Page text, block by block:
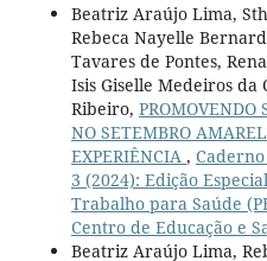
Beatriz Araújo Lima,
Rebeca Nayelle
Tavares de Pontes,
Isis Giselle Medeiros da
Ribeiro, PROMOVENDO
NO SETEMBRO
EXPERIÊNCIA ,
3 (2024): Edição
Trabalho para Saúde
Centro de Educação e
Beatriz Araújo Lima,